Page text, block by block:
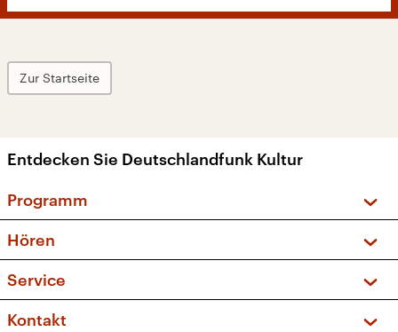
Zur Startseite
Entdecken Sie Deutschlandfunk Kultur
Programm
Sendungen und Podcasts
Musikliste
Kakadu – Das Kinderprogramm
Hören
Frequenzen (UKW + DAB+)
Service
FAQ
Kontakt